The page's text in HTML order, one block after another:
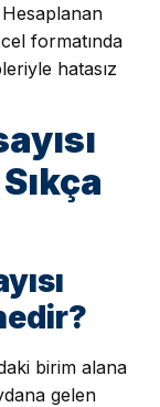
Hesaplanan
formatında
hatasız
birim alana
gelen